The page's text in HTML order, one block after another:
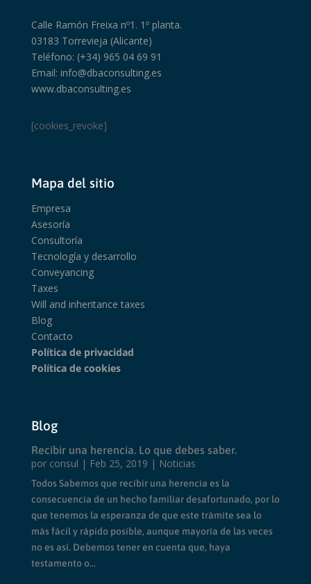
Calle Ramón Freixa nº1. 1º planta.
03183 Torrevieja (Alicante)
Teléfono: (+34) 965 04 69 91
Email: info@dbaconsulting.es
www.dbaconsulting.es
[cookies_revoke]
Mapa del sitio
Empresa
Asesoría
Consultoría
Tecnología y desarrollo
Conveyancing
Taxes
Will and inheritance taxes
Blog
Contacto
Política de privacidad
Política de cookies
Blog
Recibir una herencia. Lo que debes saber.
por consul | Feb 25, 2019 | Noticias
Todos Sabemos que recibir una herencia es la
consecuencia de un hecho familiar desafortunado, por lo
que tenemos la esperanza de que este trámite sea lo
más fácil y rápido posible, aunque mayoría de las veces
no es así. Debemos tener en cuenta que, haya
testamento o...